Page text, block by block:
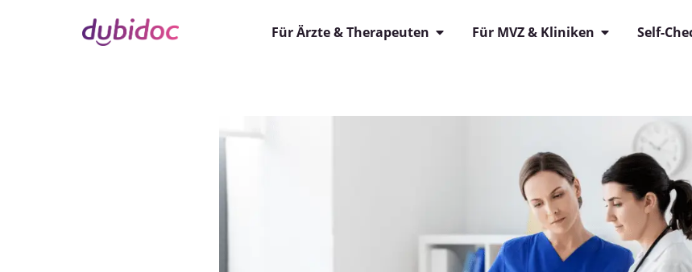
Für Ärzte & Therapeuten Für MVZ & Kliniken Self-